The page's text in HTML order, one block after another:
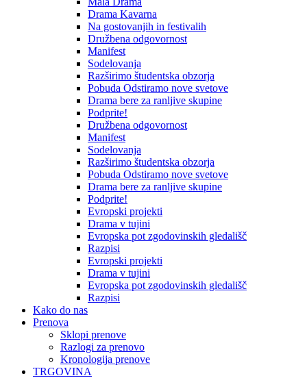
Drama Kavarna
Na gostovanjih in festivalih
Družbena odgovornost
Manifest
Sodelovanja
Razširimo študentska obzorja
Pobuda Odstiramo nove svetove
Drama bere za ranljive skupine
Podprite!
Družbena odgovornost
Manifest
Sodelovanja
Razširimo študentska obzorja
Pobuda Odstiramo nove svetove
Drama bere za ranljive skupine
Podprite!
Evropski projekti
Drama v tujini
Evropska pot zgodovinskih gledališč
Razpisi
Evropski projekti
Drama v tujini
Evropska pot zgodovinskih gledališč
Razpisi
Kako do nas
Prenova
Sklopi prenove
Razlogi za prenovo
Kronologija prenove
TRGOVINA